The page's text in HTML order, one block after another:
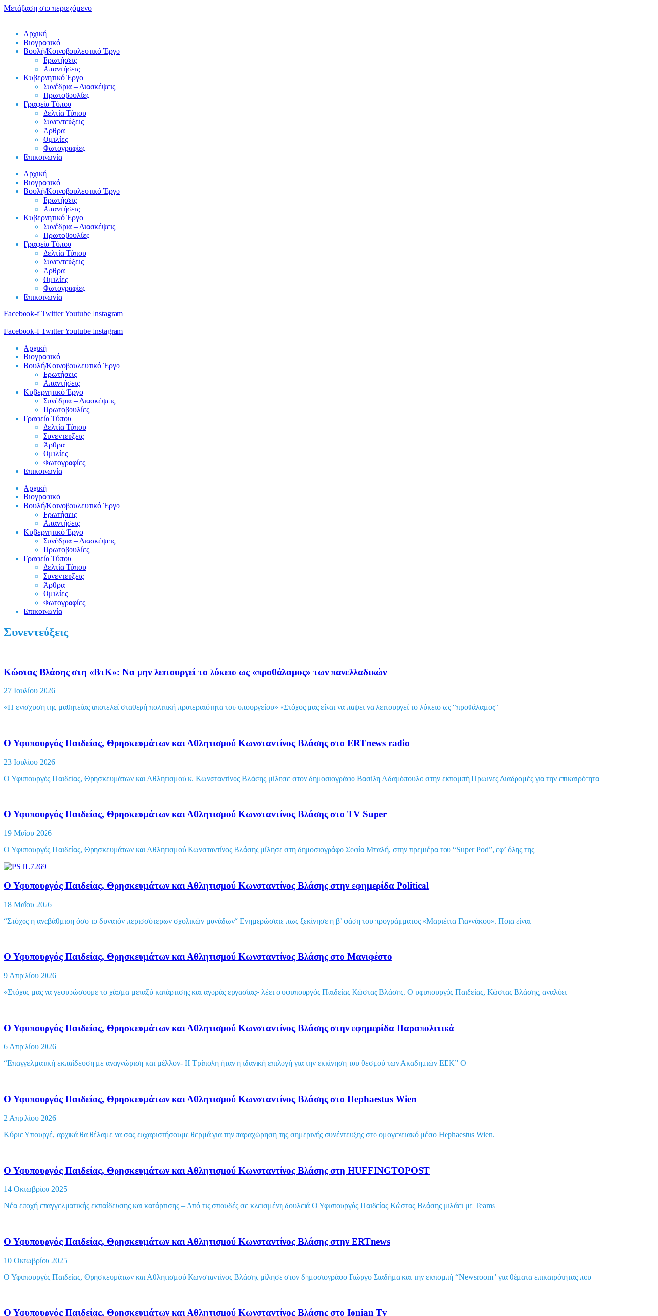
Μετάβαση στο περιεχόμενο
Αρχική
Βιογραφικό
Βουλή/Κοινοβουλευτικό Έργο
Ερωτήσεις
Απαντήσεις
Κυβερνητικό Έργο
Συνέδρια – Διασκέψεις
Πρωτοβουλίες
Γραφείο Τύπου
Δελτία Τύπου
Συνεντεύξεις
Άρθρα
Ομιλίες
Φωτογραφίες
Επικοινωνία
Αρχική
Βιογραφικό
Βουλή/Κοινοβουλευτικό Έργο
Ερωτήσεις
Απαντήσεις
Κυβερνητικό Έργο
Συνέδρια – Διασκέψεις
Πρωτοβουλίες
Γραφείο Τύπου
Δελτία Τύπου
Συνεντεύξεις
Άρθρα
Ομιλίες
Φωτογραφίες
Επικοινωνία
Facebook-f TwitterYoutube Instagram
Facebook-f TwitterYoutube Instagram
Αρχική
Βιογραφικό
Βουλή/Κοινοβουλευτικό Έργο
Ερωτήσεις
Απαντήσεις
Κυβερνητικό Έργο
Συνέδρια – Διασκέψεις
Πρωτοβουλίες
Γραφείο Τύπου
Δελτία Τύπου
Συνεντεύξεις
Άρθρα
Ομιλίες
Φωτογραφίες
Επικοινωνία
Αρχική
Βιογραφικό
Βουλή/Κοινοβουλευτικό Έργο
Ερωτήσεις
Απαντήσεις
Κυβερνητικό Έργο
Συνέδρια – Διασκέψεις
Πρωτοβουλίες
Γραφείο Τύπου
Δελτία Τύπου
Συνεντεύξεις
Άρθρα
Ομιλίες
Φωτογραφίες
Επικοινωνία
Συνεντεύξεις
Κώστας Βλάσης στη «ΒτΚ»: Να μην λειτουργεί το λύκειο ως «προθάλαμος» των πανελλαδικών
27 Ιουλίου 2026
«Η ενίσχυση της μαθητείας αποτελεί σταθερή πολιτική προτεραιότητα του υπουργείου» «Στόχος μας είναι να πάψει να λειτουργεί το λύκειο ως “προθάλαμος”
Ο Υφυπουργός Παιδείας, Θρησκευμάτων και Αθλητισμού Κωνσταντίνος Βλάσης στο ERTnews radio
23 Ιουλίου 2026
Ο Υφυπουργός Παιδείας, Θρησκευμάτων και Αθλητισμού κ. Κωνσταντίνος Βλάσης μίλησε στον δημοσιογράφο Βασίλη Αδαμόπουλο στην εκπομπή Πρωινές Διαδρομές για την επικαιρότητα
Ο Υφυπουργός Παιδείας, Θρησκευμάτων και Αθλητισμού Κωνσταντίνος Βλάσης στο TV Super
19 Μαΐου 2026
Ο Υφυπουργός Παιδείας, Θρησκευμάτων και Αθλητισμού Κωνσταντίνος Βλάσης μίλησε στη δημοσιογράφο Σοφία Μπαλή, στην πρεμιέρα του “Super Pod”, εφ’ όλης της
Ο Υφυπουργός Παιδείας, Θρησκευμάτων και Αθλητισμού Κωνσταντίνος Βλάσης στην εφημερίδα Political
18 Μαΐου 2026
“Στόχος η αναβάθμιση όσο το δυνατόν περισσότερων σχολικών μονάδων“ Ενημερώσατε πως ξεκίνησε η β’ φάση του προγράμματος «Μαριέττα Γιαννάκου». Ποια είναι
Ο Υφυπουργός Παιδείας, Θρησκευμάτων και Αθλητισμού Κωνσταντίνος Βλάσης στο Μανιφέστο
9 Απριλίου 2026
«Στόχος μας να γεφυρώσουμε το χάσμα μεταξύ κατάρτισης και αγοράς εργασίας» λέει ο υφυπουργός Παιδείας Κώστας Βλάσης. Ο υφυπουργός Παιδείας, Κώστας Βλάσης, αναλύει
Ο Υφυπουργός Παιδείας, Θρησκευμάτων και Αθλητισμού Κωνσταντίνος Βλάσης στην εφημερίδα Παραπολιτικά
6 Απριλίου 2026
“Επαγγελματική εκπαίδευση με αναγνώριση και μέλλον- Η Τρίπολη ήταν η ιδανική επιλογή για την εκκίνηση του θεσμού των Ακαδημιών EEK” Ο
Ο Υφυπουργός Παιδείας, Θρησκευμάτων και Αθλητισμού Κωνσταντίνος Βλάσης στο Hephaestus Wien
2 Απριλίου 2026
Κύριε Υπουργέ, αρχικά θα θέλαμε να σας ευχαριστήσουμε θερμά για την παραχώρηση της σημερινής συνέντευξης στο ομογενειακό μέσο Hephaestus Wien.
Ο Υφυπουργός Παιδείας, Θρησκευμάτων και Αθλητισμού Κωνσταντίνος Βλάσης στη HUFFINGTOPOST
14 Οκτωβρίου 2025
Νέα εποχή επαγγελματικής εκπαίδευσης και κατάρτισης – Από τις σπουδές σε κλεισμένη δουλειά Ο Υφυπουργός Παιδείας Κώστας Βλάσης μιλάει με Teams
Ο Υφυπουργός Παιδείας, Θρησκευμάτων και Αθλητισμού Κωνσταντίνος Βλάσης στην ERTnews
10 Οκτωβρίου 2025
Ο Υφυπουργός Παιδείας, Θρησκευμάτων και Αθλητισμού Κωνσταντίνος Βλάσης μίλησε στον δημοσιογράφο Γιώργο Σιαδήμα και την εκπομπή “Newsroom” για θέματα επικαιρότητας που
Ο Υφυπουργός Παιδείας, Θρησκευμάτων και Αθλητισμού Κωνσταντίνος Βλάσης στο Ionian Tv